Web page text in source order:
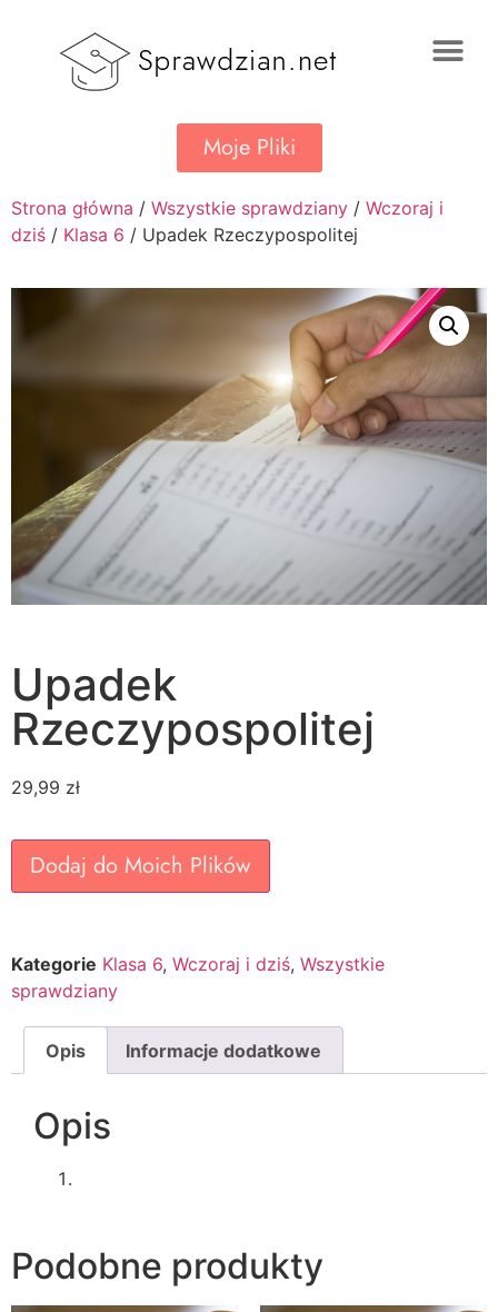
Moje Pliki
Strona główna / Wszystkie sprawdziany / Wczoraj i
dziś / Klasa 6 / Upadek Rzeczypospolitej
Upadek
Rzeczypospolitej
29,99 zł
Dodaj do Moich Plików
Kategorie Klasa 6, Wczoraj i dziś, Wszystkie
sprawdziany
Opis Informacje dodatkowe
Opis
Podobne produkty